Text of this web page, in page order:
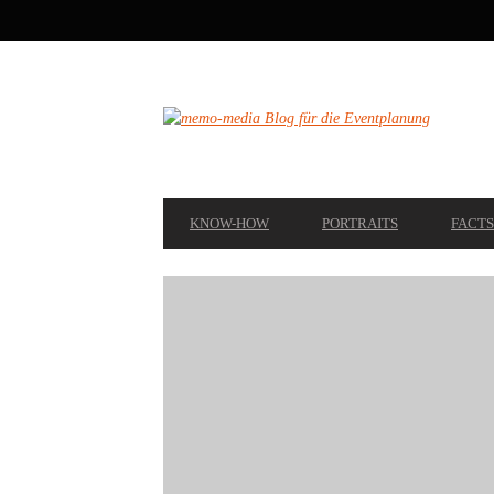
NAVIGATION
NAVIGATION
KNOW-HOW PORTRAITS FACTS